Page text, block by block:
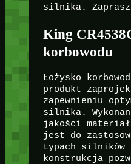
silnika.
King
korbowodu
Łożysko
produkt
zapewnieniu
silnika.
jakości
jest do
typach silników
konstrukcja